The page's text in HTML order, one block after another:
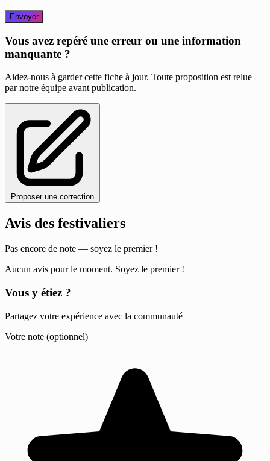
Envoyer
Vous avez repéré une erreur ou une information
manquante ?
Aidez-nous à garder cette fiche à jour. Toute proposition est relue
par notre équipe avant publication.
Proposer une correction
Avis des festivaliers
Pas encore de note — soyez le premier !
Aucun avis pour le moment. Soyez le premier !
Vous y étiez ?
Partagez votre expérience avec la communauté
Votre note (optionnel)